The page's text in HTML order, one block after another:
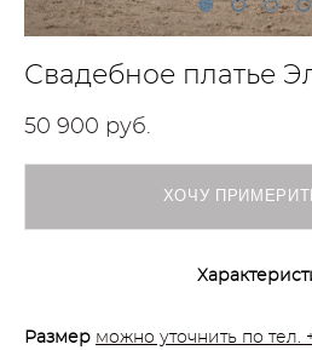
Свадебное платье
50 900 pуб.
ХОЧУ
Размер можно уточнить по тел.